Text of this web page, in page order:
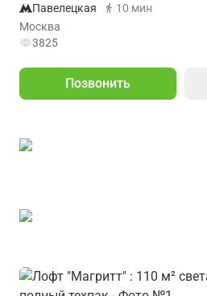
Павелецкая
10 мин
Москва
3825
Позвонить